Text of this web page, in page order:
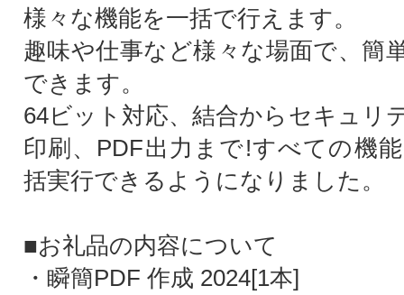
様々な機能を一括で行えます。
趣味や仕事など様々な場面で、簡
できます。
64ビット対応、結合からセキュリ
印刷、PDF出力まで!すべての機
括実行できるようになりました。
■お礼品の内容について
・瞬簡PDF 作成 2024[1本]